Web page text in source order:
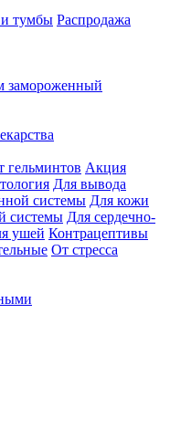
тумбы Распродажа
замороженный
гельминтов Акция
Для вывода
системы Для кожи
системы Для сердечно-
ушей Контрацептивы
От стресса